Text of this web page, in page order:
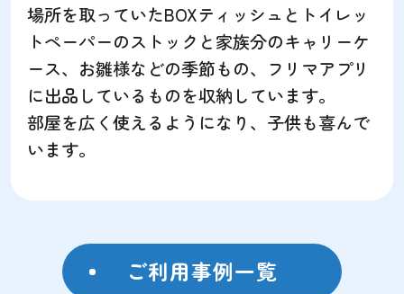
場所を取っていたBOXティッシュとトイレッ
トペーパーのストックと家族分のキャリーケ
ース、お雛様などの季節もの、フリマアプリ
に出品しているものを収納しています。
部屋を広く使えるようになり、子供も喜んで
います。
ご利用事例一覧